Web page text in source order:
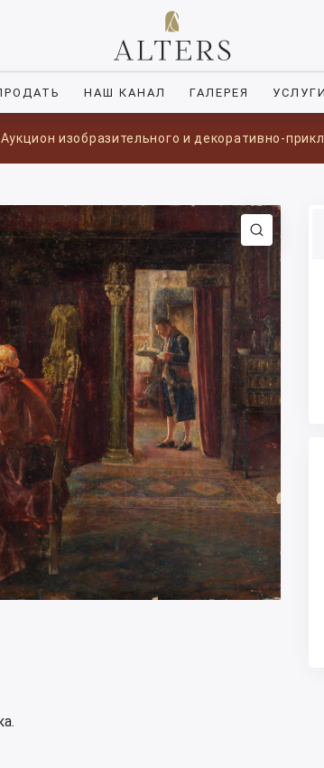
НАШ КАНАЛ ГАЛЕРЕЯ
изобразительного и декоративно-